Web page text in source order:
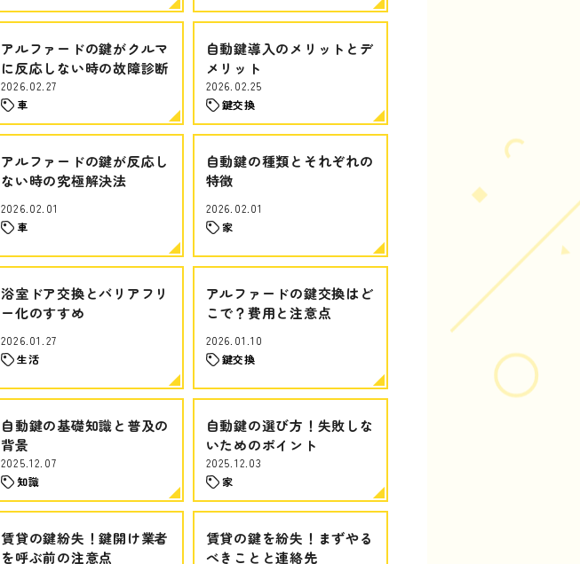
アルファードの鍵がクルマ
に反応しない時の故障診断
2026.02.27
車
自動鍵導入のメリットとデ
メリット
2026.02.25
鍵交換
アルファードの鍵が反応し
ない時の究極解決法
2026.02.01
車
自動鍵の種類とそれぞれの
特徴
2026.02.01
家
浴室ドア交換とバリアフリ
ー化のすすめ
2026.01.27
生活
アルファードの鍵交換はど
こで？費用と注意点
2026.01.10
鍵交換
自動鍵の基礎知識と普及の
背景
2025.12.07
知識
自動鍵の選び方！失敗しな
いためのポイント
2025.12.03
家
賃貸の鍵紛失！鍵開け業者
を呼ぶ前の注意点
賃貸の鍵を紛失！まずやる
べきことと連絡先